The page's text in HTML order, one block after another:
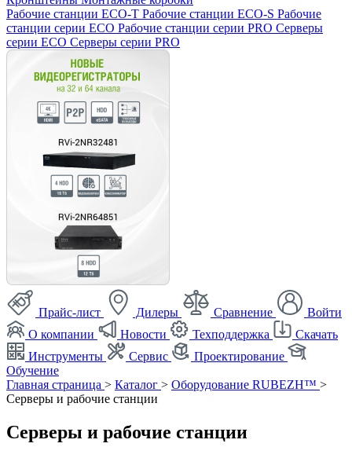
Рабочие станции ECO-T Рабочие станции ECO-S Рабочие
станции серии ECO Рабочие станции серии PRO Серверы
серии ECO Серверы серии PRO
Прайс-лист Дилеры Сравнение
Войти
О компании
Новости Техподдержка
Скачать
Инструменты
Сервис
Проектирование
Обучение
Главная страница > Каталог > Оборудование RUBEZH™ >
Серверы и рабочие станции
Серверы и рабочие станции